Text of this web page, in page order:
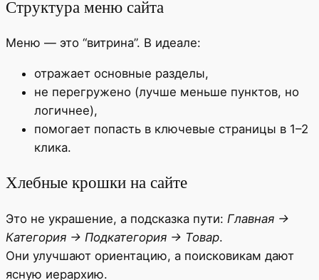
Структура меню сайта
Меню — это “витрина”. В идеале:
отражает основные разделы,
не перегружено (лучше меньше пунктов, но
логичнее),
помогает попасть в ключевые страницы в 1–2
клика.
Хлебные крошки на сайте
Это не украшение, а подсказка пути: Главная →
Категория → Подкатегория → Товар.
Они улучшают ориентацию, а поисковикам дают
ясную иерархию.